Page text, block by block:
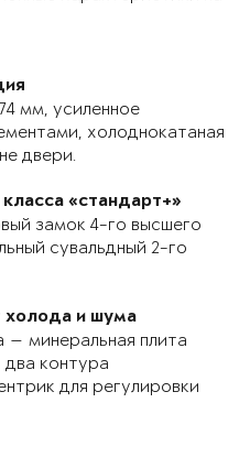
мм, усиленное
холоднокатаная
двери.
«стандарт+»
замок 4-го высшего
сувальдный 2-го
холода и шума
— минеральная плита
два контура
для регулировки